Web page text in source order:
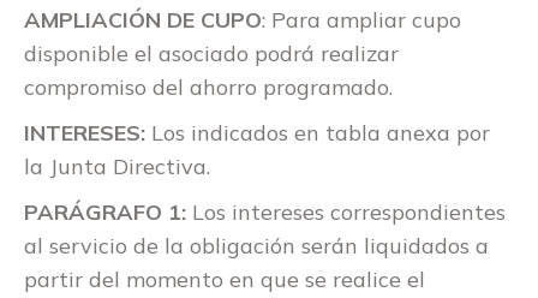
AMPLIACIÓN DE CUPO: Para ampliar cupo
disponible el asociado podrá realizar
compromiso del ahorro programado.
INTERESES: Los indicados en tabla anexa por
la Junta Directiva.
PARÁGRAFO 1: Los intereses correspondientes
al servicio de la obligación serán liquidados a
partir del momento en que se realice el